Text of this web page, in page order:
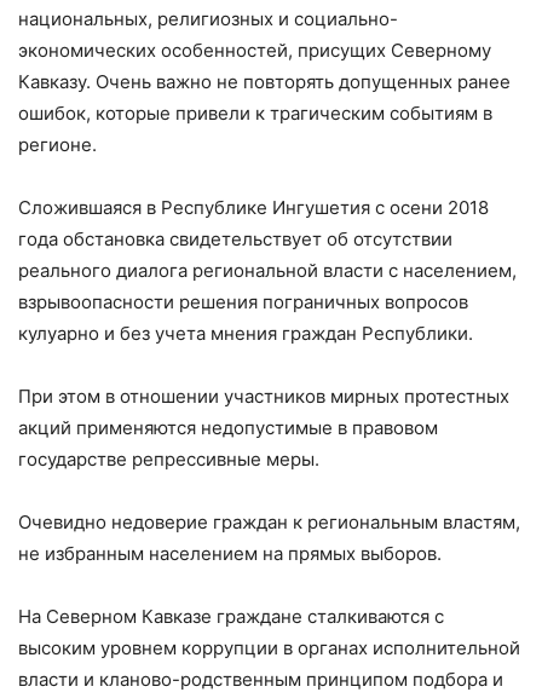
национальных, религиозных и социально-
экономических особенностей, присущих Северному
Кавказу. Очень важно не повторять допущенных ранее
ошибок, которые привели к трагическим событиям в
регионе.
Сложившаяся в Республике Ингушетия с осени 2018
года обстановка свидетельствует об отсутствии
реального диалога региональной власти с населением,
взрывоопасности решения пограничных вопросов
кулуарно и без учета мнения граждан Республики.
При этом в отношении участников мирных протестных
акций применяются недопустимые в правовом
государстве репрессивные меры.
Очевидно недоверие граждан к региональным властям,
не избранным населением на прямых выборов.
На Северном Кавказе граждане сталкиваются с
высоким уровнем коррупции в органах исполнительной
власти и кланово-родственным принципом подбора и